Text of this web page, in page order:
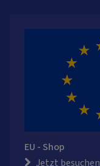
EU - Shop
Jetzt besuchen